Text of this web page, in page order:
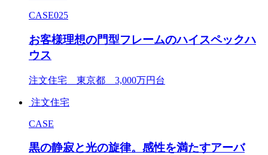
CASE025
お客様理想の門型フレームのハイスペックハ
ウス
注文住宅 東京都 3,000万円台
注文住宅
CASE
黒の静寂と光の旋律。感性を満たすアーバ